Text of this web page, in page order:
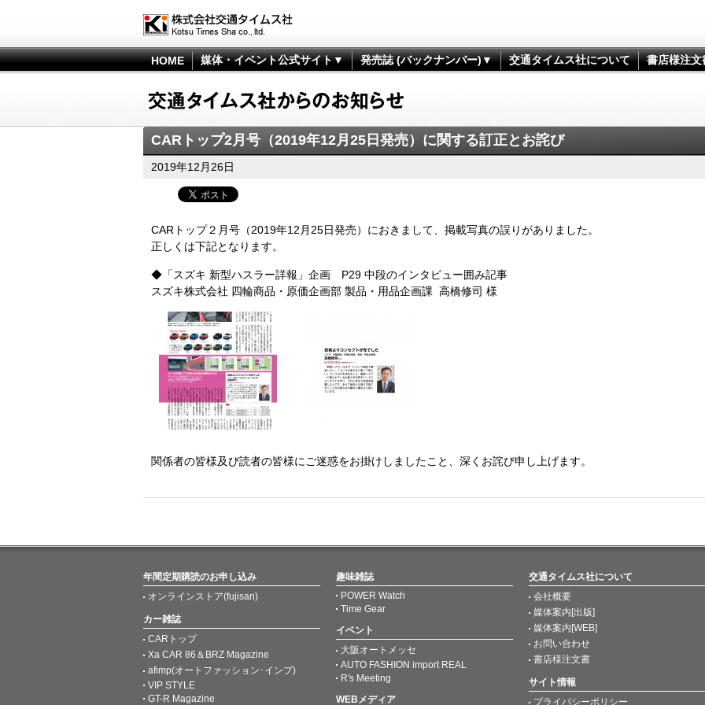
HOME 媒体・イベント公式サイト▼ 発売誌 (バックナンバー)▼ 交通タイムス社について 書店様注文
CARトップ2月号（2019年12月25日発売）に関する訂正とお詫び
2019年12月26日
CARトップ２月号（2019年12月25日発売）におきまして、掲載写真の誤りがありました。
正しくは下記となります。
◆「スズキ 新型ハスラー詳報」企画 P29 中段のインタビュー囲み記事
スズキ株式会社 四輪商品・原価企画部 製品・用品企画課 高橋修司 様
関係者の皆様及び読者の皆様にご迷惑をお掛けしましたこと、深くお詫び申し上げます。
年間定期購読のお申し込み
オンラインストア(fujisan)
カー雑誌
CARトップ
Xa CAR 86＆BRZ Magazine
afimp(オートファッション･インプ)
VIP STYLE
GT-R Magazine
趣味雑誌
POWER Watch
Time Gear
イベント
大阪オートメッセ
AUTO FASHION import REAL
R's Meeting
WEBメディア
交通タイムス社について
会社概要
媒体案内[出版]
媒体案内[WEB]
お問い合わせ
書店様注文書
サイト情報
プライバシーポリシー